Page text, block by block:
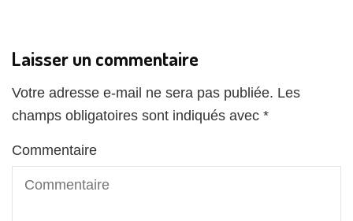
Laisser un commentaire
Votre adresse e-mail ne sera pas publiée. Les
champs obligatoires sont indiqués avec *
Commentaire